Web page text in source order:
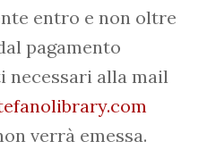
entro e non oltre
pagamento
necessari alla mail
verrà emessa.